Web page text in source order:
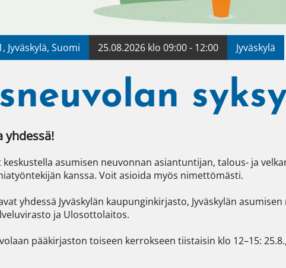
Jyväskylä, Suomi 25.08.2026 klo 09:00 - 12:00 Jyväskylä
yhdessä!
asumisen neuvonnan asiantuntijan, talous- ja
kanssa. Voit asioida myös nimettömästi.
yhdessä Jyväskylän kaupunginkirjasto, Jyväskylän asumisen
ja Ulosottolaitos.
pääkirjaston toiseen kerrokseen tiistaisin klo 12–15: 25.8.,